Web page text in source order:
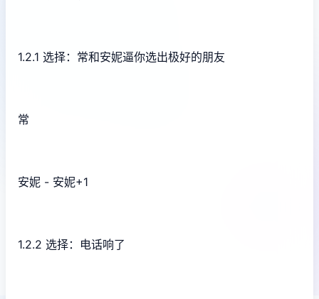
1.2.1 选择：常和安妮逼你选出极好的朋友
常
安妮 - 安妮+1
1.2.2 选择：电话响了